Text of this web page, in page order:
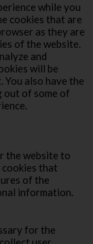
while you
cookies that are
as they are
of the website.
and
will be
also have the
out of some of
the website to
that
of the
information.
for the